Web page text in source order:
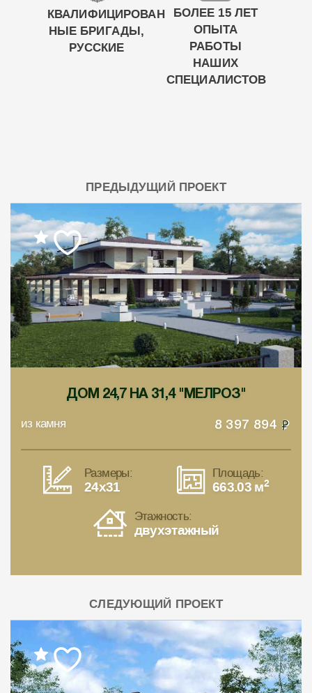
КВАЛИФИЦИРОВАН
НЫЕ БРИГАДЫ,
РУССКИЕ
БОЛЕЕ 15 ЛЕТ
ОПЫТА
РАБОТЫ
НАШИХ
СПЕЦИАЛИСТОВ
ПРЕДЫДУЩИЙ ПРОЕКТ
ДОМ 24,7 НА 31,4 "МЕЛРОЗ"
из камня 8 397 894
Размеры:
24x31
Площадь:
663.03 м2
Этажность:
двухэтажный
СЛЕДУЮЩИЙ ПРОЕКТ